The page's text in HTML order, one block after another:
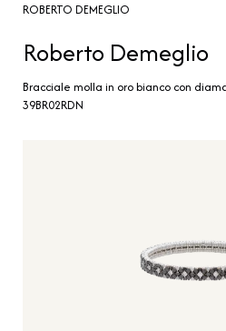
ROBERTO DEMEGLIO
Roberto Demeglio
Bracciale molla in oro bianco con
39BR02RDN